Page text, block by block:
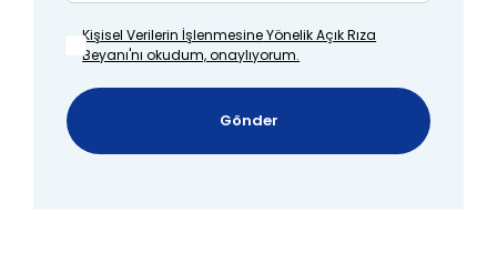
Kişisel Verilerin İşlenmesineYönelik Açık Rıza
Beyanı'nı okudum, onaylıyorum.
Gönder